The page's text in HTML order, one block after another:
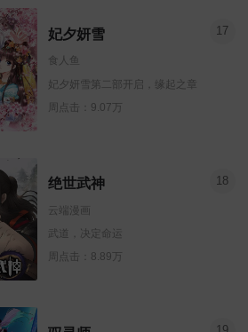
妃夕妍雪
食人鱼
妃夕妍雪第二部开启，缘起之章
周点击：9.07万
17
绝世武神
云端漫画
武道，决定命运
周点击：8.89万
18